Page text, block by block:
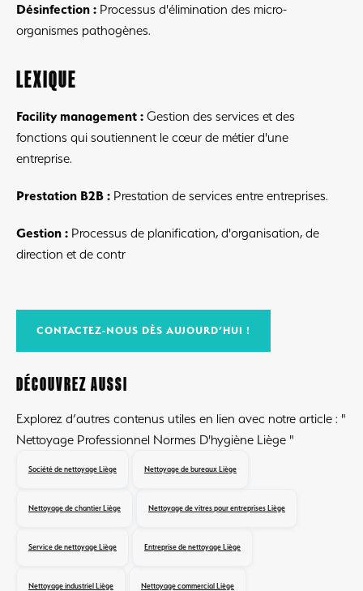
Désinfection : Processus d'élimination des micro-
organismes pathogènes.
LEXIQUE
Facility management : Gestion des services et des
fonctions qui soutiennent le cœur de métier d'une
entreprise.
Prestation B2B : Prestation de services entre entreprises.
Gestion : Processus de planification, d'organisation, de
direction et de contr
CONTACTEZ-NOUS DÈS AUJOURD’HUI !
DÉCOUVREZ AUSSI
Explorez d’autres contenus utiles en lien avec notre article : "
Nettoyage Professionnel Normes D'hygiène Liège "
Société de nettoyage Liège Nettoyage de bureaux Liège
Nettoyage de chantier Liège Nettoyage de vitres pour entreprises Liège
Service de nettoyage Liège Entreprise de nettoyage Liège
Nettoyage industriel Liège Nettoyage commercial Liège